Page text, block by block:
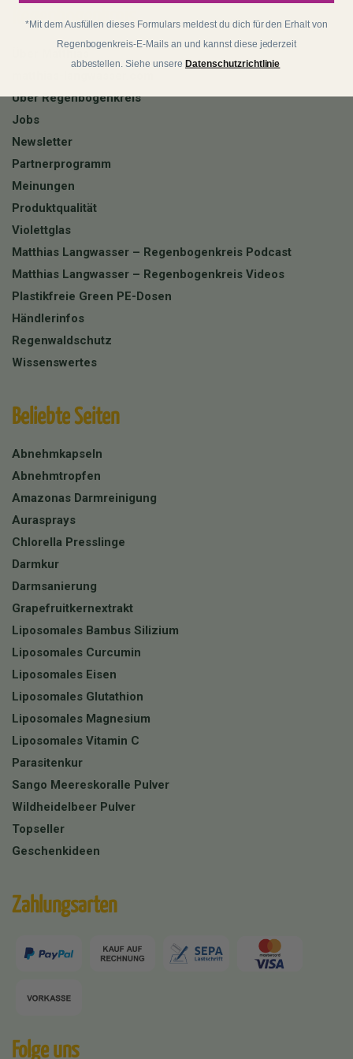
Regenbogenkreis
Über Regenbogenkreis
Jobs
Newsletter
Partnerprogramm
Meinungen
Produktqualität
Violettglas
Matthias Langwasser – Regenbogenkreis Podcast
Matthias Langwasser – Regenbogenkreis Videos
Plastikfreie Green PE-Dosen
Händlerinfos
Regenwaldschutz
Wissenswertes
Beliebte Seiten
Abnehmkapseln
Abnehmtropfen
Amazonas Darmreinigung
Aurasprays
Chlorella Presslinge
Darmkur
Darmsanierung
Grapefruitkernextrakt
Liposomales Bambus Silizium
Liposomales Curcumin
Liposomales Eisen
Liposomales Glutathion
Liposomales Magnesium
Liposomales Vitamin C
Parasitenkur
Sango Meereskoralle Pulver
Wildheidelbeer Pulver
Topseller
Geschenkideen
Zahlungsarten
Folge uns
*Mit dem Ausfüllen dieses Formulars meldest du dich für den Erhalt von
Regenbogenkreis-E-Mails an und kannst diese jederzeit
abbestellen. Siehe unsere Datenschutzrichtlinie